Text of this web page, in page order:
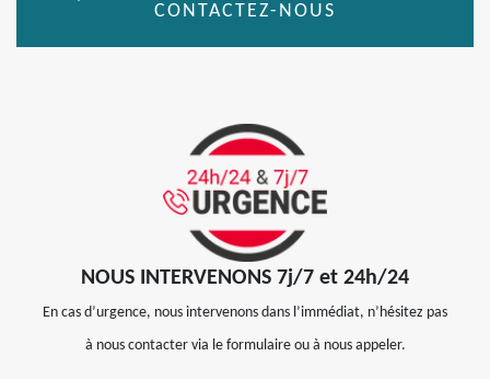
CONTACTEZ-NOUS
NOUS INTERVENONS 7j/7 et 24h/24
En cas d’urgence, nous intervenons dans l’immédiat, n’hésitez pas
à nous contacter via le formulaire ou à nous appeler.